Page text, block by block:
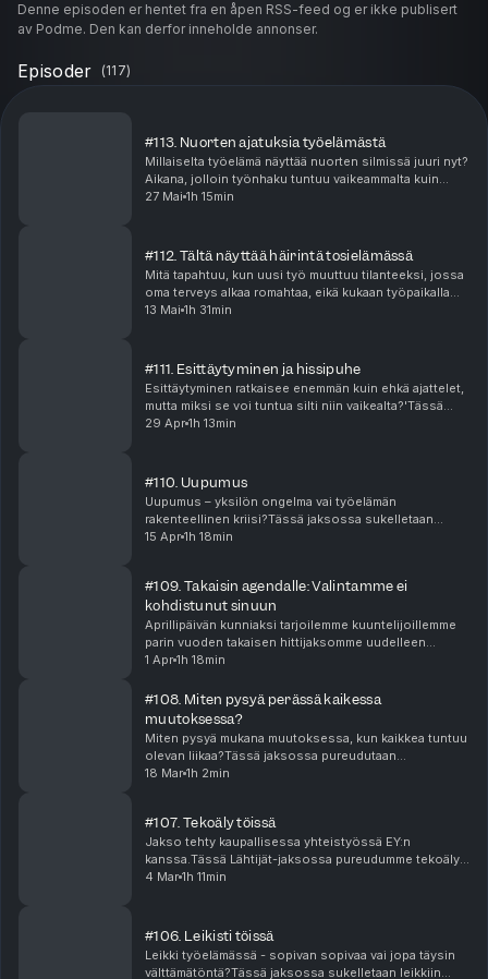
Denne episoden er hentet fra en åpen RSS-feed og er ikke publisert
av Podme. Den kan derfor inneholde annonser.
Episoder (117)
#113. Nuorten ajatuksia työelämästä
Millaiselta työelämä näyttää nuorten silmissä juuri nyt?
Aikana, jolloin työnhaku tuntuu vaikeammalta kuin
koskaan, tekoäly muuttaa työelämää vauhdilla ja
27 Mai 1h 15min
#112. Tältä näyttää häirintä tosielämässä
Mitä tapahtuu, kun uusi työ muuttuu tilanteeksi, jossa
oma terveys alkaa romahtaa, eikä kukaan työpaikalla
puutu asiaan?Tässä poikkeuksellisen pysäyttävässä
13 Mai 1h 31min
#111. Esittäytyminen ja hissipuhe
Esittäytyminen ratkaisee enemmän kuin ehkä ajattelet,
mutta miksi se voi tuntua silti niin vaikealta?'Tässä
⁠Lähtijät⁠ jaksossa pureudumme hissipuheisiin,
29 Apr 1h 13min
#110. Uupumus
Uupumus – yksilön ongelma vai työelämän
rakenteellinen kriisi?Tässä jaksossa sukelletaan
uupumukseen – ilmiöön, joka koskettaa yhä
15 Apr 1h 18min
#109. Takaisin agendalle: Valintamme ei
kohdistunut sinuun
Aprillipäivän kunniaksi tarjoilemme kuuntelijoillemme
parin vuoden takaisen hittijaksomme uudelleen
kierrätettynä. Aihe on ajankohtaisempi kuin jopa
1 Apr 1h 18min
#108. Miten pysyä perässä kaikessa
muutoksessa?
Miten pysyä mukana muutoksessa, kun kaikkea tuntuu
olevan liikaa?Tässä jaksossa pureudutaan
muutoskyvykkyyteen ja muutosvalmiuteen.
18 Mar 1h 2min
#107. Tekoäly töissä
Jakso tehty kaupallisessa yhteistyössä EY:n
kanssa.Tässä Lähtijät-jaksossa pureudumme tekoälyn
vaikutuksiin työelämässä. Ei hypeen vaan siihen, mitä
4 Mar 1h 11min
#106. Leikisti töissä
Leikki työelämässä - sopivan sopivaa vai jopa täysin
välttämätöntä?Tässä jaksossa sukelletaan leikkiin